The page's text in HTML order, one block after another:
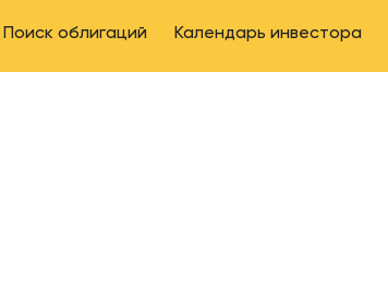
Поиск облигаций Календарь инвестора